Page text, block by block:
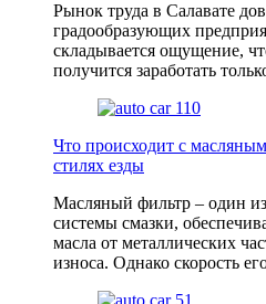
Рынок труда в Салавате
градообразующих
складывается ощущение,
получится заработать
Что происходит с
стилях езды
Масляный фильтр – один
системы смазки,
масла от металличеcких
износа. Однако скорость